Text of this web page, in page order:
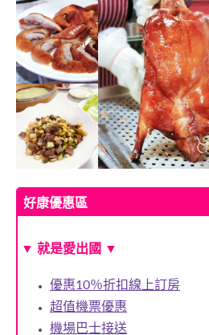
好康優惠區
▼ 就是愛出國 ▼
優惠10％折扣線上訂房
超值機票優惠
機場巴士接送